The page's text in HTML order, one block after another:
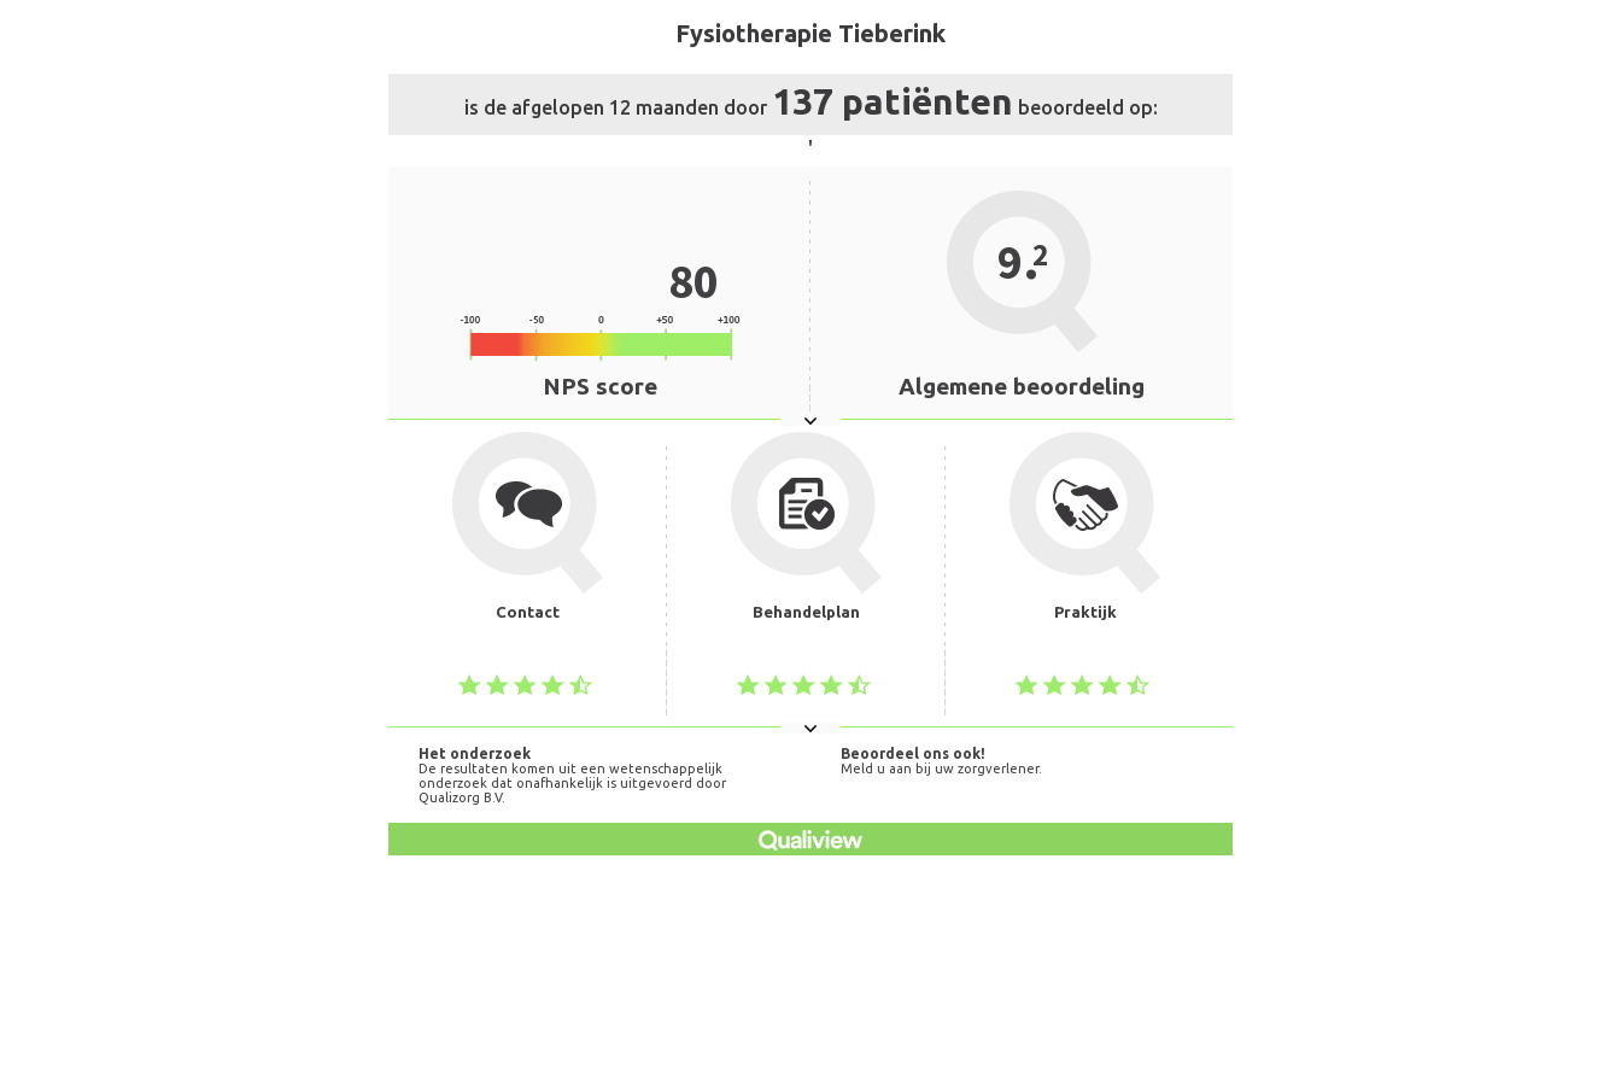
Fysiotherapie Tieberink
is de afgelopen 12 maanden door 137 patiënten beoordeeld op:
'
80
NPS score
9.2
Algemene beoordeling
Contact Behandelplan Praktijk
Het onderzoek
De resultaten komen uit een wetenschappelijk
onderzoek dat onafhankelijk is uitgevoerd door
Qualizorg B.V.
Beoordeel ons ook!
Meld u aan bij uw zorgverlener.